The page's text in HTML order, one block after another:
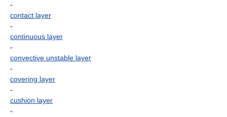
-
contact layer
-
continuous layer
-
convective unstable layer
-
covering layer
-
cushion layer
-